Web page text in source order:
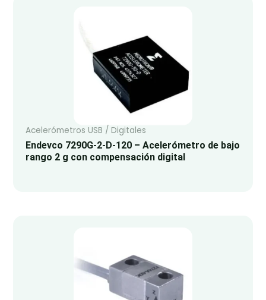
Acelerómetros USB / Digitales
Endevco 7290G-2-D-120 – Acelerómetro de bajo
rango 2 g con compensación digital